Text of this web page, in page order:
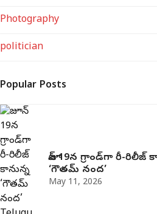
Photography
politician
Popular Posts
జూన్ 19న గ్రాండ్‌గా రీ-రిలీజ్
‘గౌతమ్ నంద’
May 11, 2026